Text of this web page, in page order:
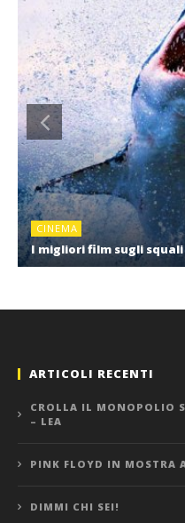
CINEMA
I migliori film sugli
ARTICOLI RECENTI
CROLLA IL MONOPOLIO
– LEA
PINK FLOYD IN MOSTRA
DIMMI CHI SEI!